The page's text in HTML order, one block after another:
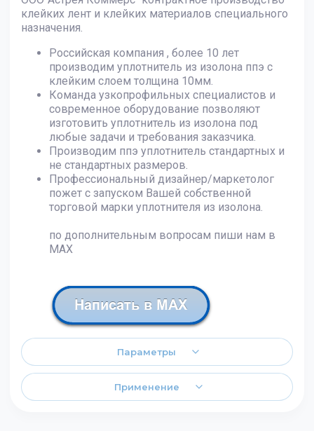
клейких лент и клейких материалов специального
назначения.
Российская компания , более 10 лет
производим уплотнитель из изолона ппэ с
клейким слоем толщина 10мм.
Команда узкопрофильных специалистов и
современное оборудование позволяют
изготовить уплотнитель из изолона под
любые задачи и требования заказчика.
Производим ппэ уплотнитель стандартных и
не стандартных размеров.
Профессиональный дизайнер/маркетолог
пожет с запуском Вашей собственной
торговой марки уплотнителя из изолона.
по дополнительным вопросам пиши нам в
МАХ
Параметры
Применение